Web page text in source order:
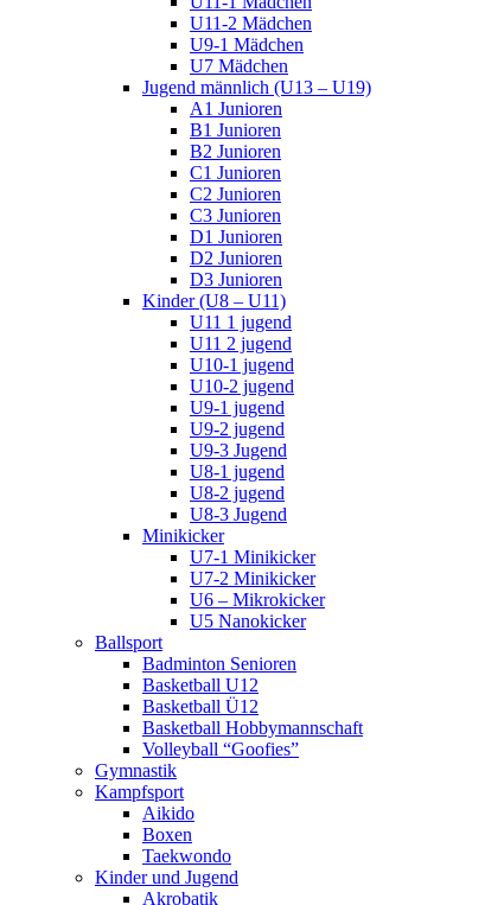
U11-2 Mädchen
U9-1 Mädchen
U7 Mädchen
Jugend männlich (U13 – U19)
A1 Junioren
B1 Junioren
B2 Junioren
C1 Junioren
C2 Junioren
C3 Junioren
D1 Junioren
D2 Junioren
D3 Junioren
Kinder (U8 – U11)
U11 1 jugend
U11 2 jugend
U10-1 jugend
U10-2 jugend
U9-1 jugend
U9-2 jugend
U9-3 Jugend
U8-1 jugend
U8-2 jugend
U8-3 Jugend
Minikicker
U7-1 Minikicker
U7-2 Minikicker
U6 – Mikrokicker
U5 Nanokicker
Ballsport
Badminton Senioren
Basketball U12
Basketball Ü12
Basketball Hobbymannschaft
Volleyball “Goofies”
Gymnastik
Kampfsport
Aikido
Boxen
Taekwondo
Kinder und Jugend
Akrobatik